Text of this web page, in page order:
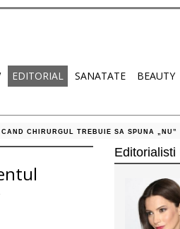
EDITORIAL SANATATE BEAUTY
CHIRURGUL TREBUIE SA SPUNA „NU”
Editorialisti